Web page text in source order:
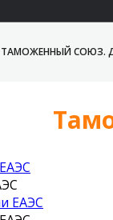
ТАМОЖЕННЫЙ СОЮЗ.